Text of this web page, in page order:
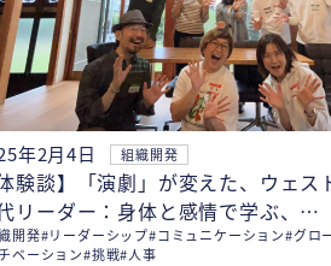
体験談】「演劇」が変えた、ウェス
リーダー：身体と感情で学ぶ、…
年2月4日 組織開発
開発#リーダーシップ#コミュニケーション#グロ
ベーション#挑戦#人事